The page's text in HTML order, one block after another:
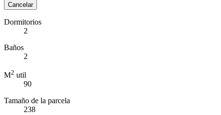
Cancelar
Dormitorios
2
Baños
2
M2 util
90
Tamaño de la parcela
238